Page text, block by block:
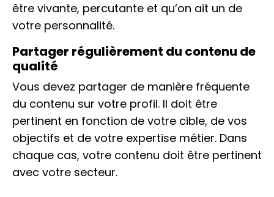
être vivante, percutante et qu’on ait un de
votre personnalité.
Partager régulièrement du contenu de
qualité
Vous devez partager de manière fréquente
du contenu sur votre profil. Il doit être
pertinent en fonction de votre cible, de vos
objectifs et de votre expertise métier. Dans
chaque cas, votre contenu doit être pertinent
avec votre secteur.